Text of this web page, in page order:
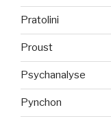
Pratolini
Proust
Psychanalyse
Pynchon